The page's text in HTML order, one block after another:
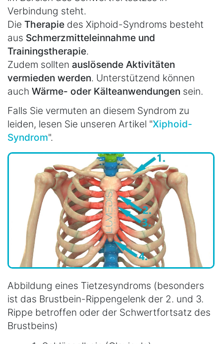
Verbindung steht.
Die Therapie des Xiphoid-Syndroms besteht
aus Schmerzmitteleinnahme und
Trainingstherapie.
Zudem sollten auslösende Aktivitäten
vermieden werden. Unterstützend können
auch Wärme- oder Kälteanwendungen sein.
Falls Sie vermuten an diesem Syndrom zu
leiden, lesen Sie unseren Artikel "Xiphoid-
Syndrom".
Abbildung eines Tietzesyndroms (besonders
ist das Brustbein-Rippengelenk der 2. und 3.
Rippe betroffen oder der Schwertfortsatz des
Brustbeins)